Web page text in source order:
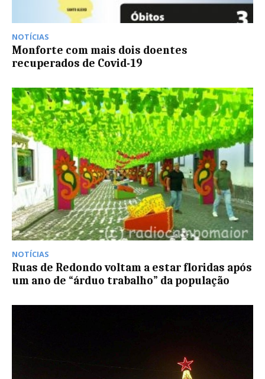
NOTÍCIAS
Monforte com mais dois doentes
recuperados de Covid-19
NOTÍCIAS
Ruas de Redondo voltam a estar floridas após
um ano de “árduo trabalho” da população